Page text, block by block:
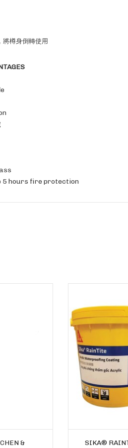
將樽身倒轉使用
5 hours fire protection
&
SIKA®